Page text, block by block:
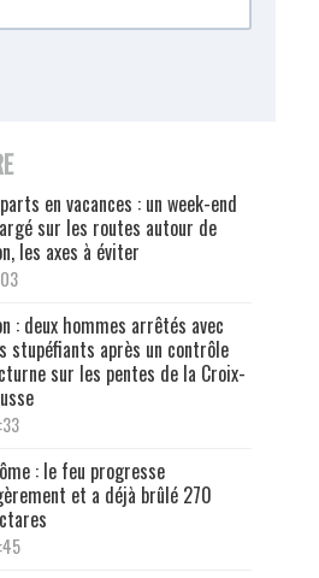
en vacances : un week-end
sur les routes autour de
les axes à éviter
: deux hommes arrêtés avec
stupéfiants après un contrôle
sur les pentes de la Croix-
: le feu progresse
et a déjà brûlé 270